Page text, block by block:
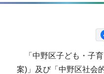
「中野区子ども・子
案)」及び「中野区社会